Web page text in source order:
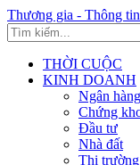
Thương gia - Thông
THỜI CUỘC
KINH DOANH
Ngân hàng
Chứng
Đầu tư
Nhà đất
Thị trường